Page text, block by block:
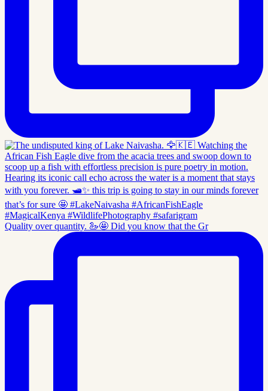
Quality over quantity. 🦢🤩 Did you know that the Gr